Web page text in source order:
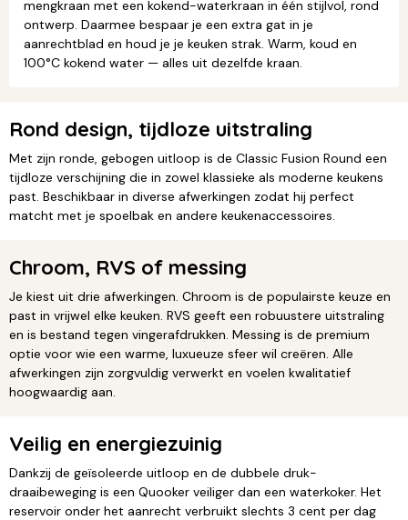
mengkraan met een kokend-waterkraan in één stijlvol, rond
ontwerp. Daarmee bespaar je een extra gat in je
aanrechtblad en houd je je keuken strak. Warm, koud en
100°C kokend water — alles uit dezelfde kraan.
Rond design, tijdloze uitstraling
Met zijn ronde, gebogen uitloop is de Classic Fusion Round een
tijdloze verschijning die in zowel klassieke als moderne keukens
past. Beschikbaar in diverse afwerkingen zodat hij perfect
matcht met je spoelbak en andere keukenaccessoires.
Chroom, RVS of messing
Je kiest uit drie afwerkingen. Chroom is de populairste keuze en
past in vrijwel elke keuken. RVS geeft een robuustere uitstraling
en is bestand tegen vingerafdrukken. Messing is de premium
optie voor wie een warme, luxueuze sfeer wil creëren. Alle
afwerkingen zijn zorgvuldig verwerkt en voelen kwalitatief
hoogwaardig aan.
Veilig en energiezuinig
Dankzij de geïsoleerde uitloop en de dubbele druk-
draaibeweging is een Quooker veiliger dan een waterkoker. Het
reservoir onder het aanrecht verbruikt slechts 3 cent per dag